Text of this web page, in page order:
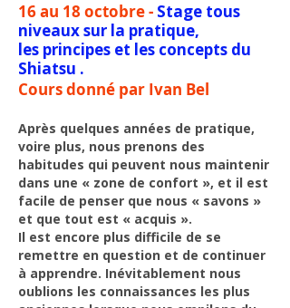
16 au 18 octobre - Stage tous
niveaux sur la pratique,
les principes et les concepts du
Shiatsu .
Cours donné par Ivan Bel
Après quelques années de pratique,
voire plus, nous prenons des
habitudes qui peuvent nous maintenir
dans une « zone de confort », et il est
facile de penser que nous « savons »
et que tout est « acquis ».
Il est encore plus difficile de se
remettre en question et de continuer
à apprendre. Inévitablement nous
oublions les connaissances les plus